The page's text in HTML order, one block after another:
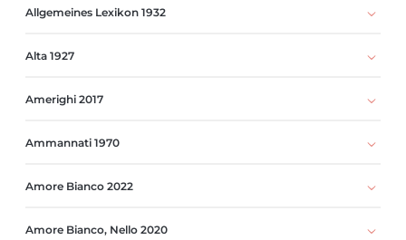
Allgemeines Lexikon 1932
Alta 1927
Amerighi 2017
Ammannati 1970
Amore Bianco 2022
Amore Bianco, Nello 2020